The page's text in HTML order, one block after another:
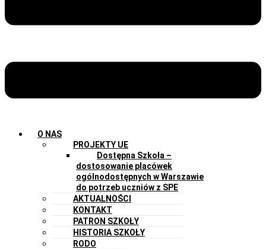
O NAS
PROJEKTY UE
Dostępna Szkoła –
dostosowanie placówek
ogólnodostępnych w Warszawie
do potrzeb uczniów z SPE
AKTUALNOŚCI
KONTAKT
PATRON SZKOŁY
HISTORIA SZKOŁY
RODO